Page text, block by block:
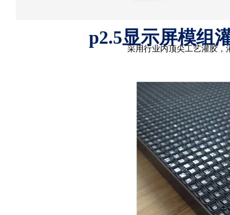
p2.5显示屏模组
采用行业内顶尖工艺灌胶，